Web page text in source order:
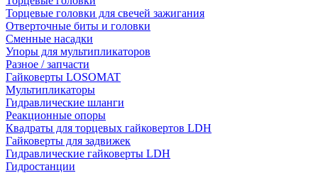
Торцевые головки для свечей зажигания
Отверточные биты и головки
Сменные насадки
Упоры для мультипликаторов
Разное / запчасти
Гайковерты LOSOMAT
Мультипликаторы
Гидравлические шланги
Реакционные опоры
Квадраты для торцевых гайковертов LDH
Гайковерты для задвижек
Гидравлические гайковерты LDH
Гидростанции